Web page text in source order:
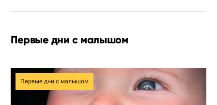
Первые дни с малышом
Первые дни с малышом